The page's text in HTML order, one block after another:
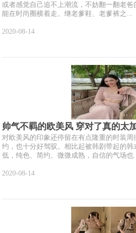
或者感觉自己追不上潮流，不妨翻一翻老
能在时尚圈横着走。继老爹鞋、老爹裤之...
2020-08-14
帅气不羁的欧美风 穿对了真的太
对欧美风的印象还停留在有点隆重的时装
约，也十分好驾驭。相比起被韩剧带起的
低，纯色、简约、微微成熟，自信的气场也...
2020-08-14